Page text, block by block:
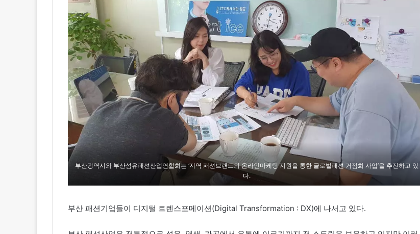
부산광역시와 부산섬유패션산업연합회는 ‘지역 패션브랜드의 온라인마케팅 지원을 통한 글로벌패션 거점화 사업’을 추진하고 있
다.
부산 패션기업들이 디지털 트렌스포메이션(Digital Transformation : DX)에 나서고 있다.